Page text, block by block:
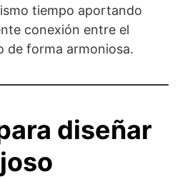
tiempo aportando
conexión entre el
de forma armoniosa.
diseñar